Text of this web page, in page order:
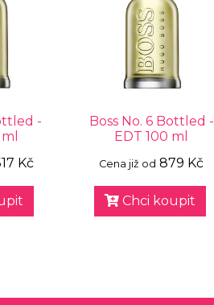
-
Kč
Boss No. 6 Bottled -
EDT 100 ml
Cena již od 879 Kč
Chci koupit